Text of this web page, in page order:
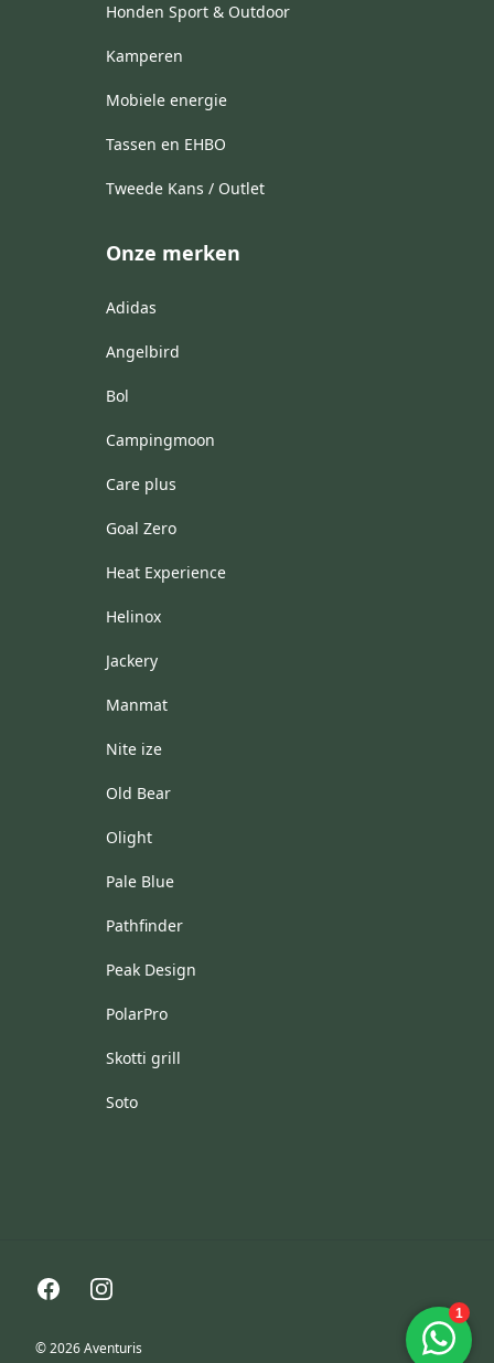
Honden Sport & Outdoor
Kamperen
Mobiele energie
Tassen en EHBO
Tweede Kans / Outlet
Onze merken
Adidas
Angelbird
Bol
Campingmoon
Care plus
Goal Zero
Heat Experience
Helinox
Jackery
Manmat
Nite ize
Old Bear
Olight
Pale Blue
Pathfinder
Peak Design
PolarPro
Skotti grill
Soto
FacebookInstagram
© 2026 Aventuris